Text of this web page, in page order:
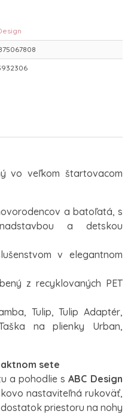
vo veľkom štartovacom
a batoľatá, s
a detskou
v elegantnom
z recyklovaných PET
Tulip, Tulip Adaptér,
na plienky Urban,
sete
a pohodlie s ABC Design
nastaviteľná rukoväť,
priestoru na nohy